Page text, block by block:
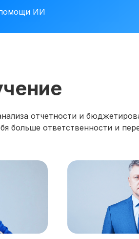
помощи ИИ
отчетности и
больше ответственности и